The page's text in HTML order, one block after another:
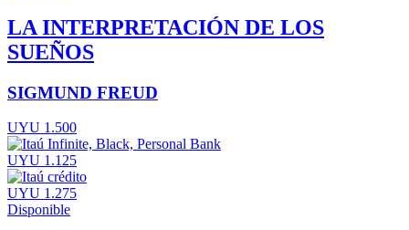
LA INTERPRETACIÓN DE LOS
SUEÑOS
SIGMUND FREUD
UYU 1.500
UYU 1.125
UYU 1.275
Disponible